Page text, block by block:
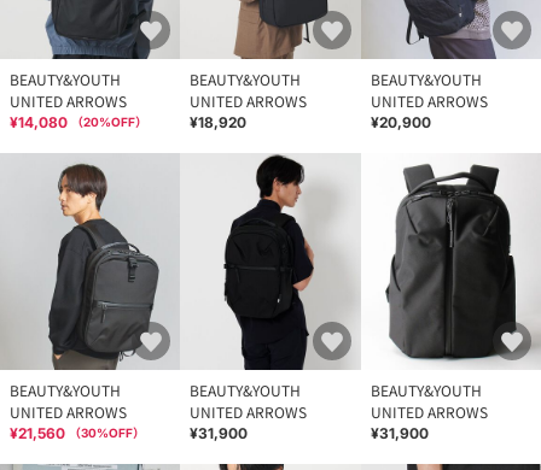
BEAUTY&YOUTH
UNITED ARROWS
¥14,080 （20%OFF）
BEAUTY&YOUTH
UNITED ARROWS
¥18,920
BEAUTY&YOUTH
UNITED ARROWS
¥20,900
BEAUTY&YOUTH
UNITED ARROWS
¥21,560 （30%OFF）
BEAUTY&YOUTH
UNITED ARROWS
¥31,900
BEAUTY&YOUTH
UNITED ARROWS
¥31,900